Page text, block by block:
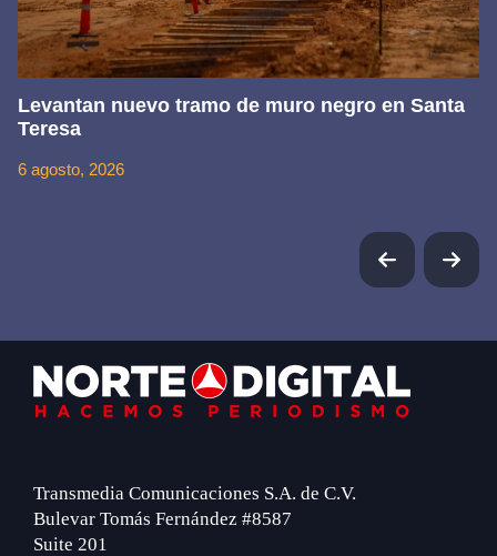
Levantan nuevo tramo de muro negro en Santa
Teresa
6 agosto, 2026
Footer
Transmedia Comunicaciones S.A. de C.V.
Bulevar Tomás Fernández #8587
Suite 201